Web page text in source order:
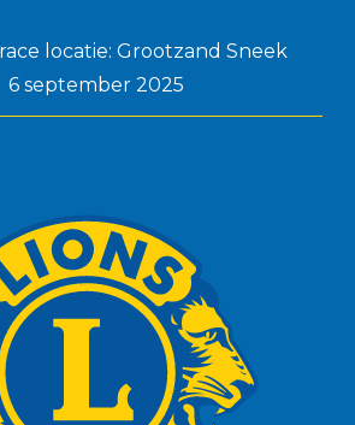
locatie: Grootzand Sneek
6 september 2025